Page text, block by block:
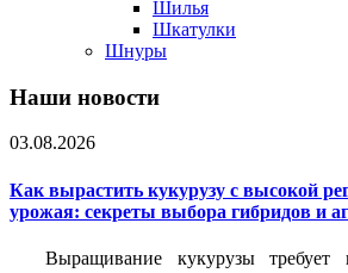
Шилья
Шкатулки
Шнуры
Наши новости
03.08.2026
Как вырастить кукурузу с высокой
урожая: секреты выбора гибридов и
Выращивание кукурузы требует